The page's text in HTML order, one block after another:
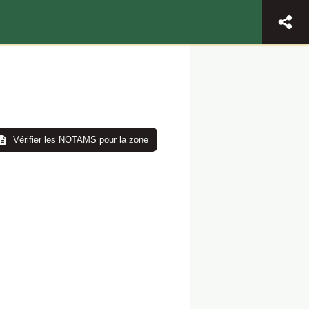
Vérifier les NOTAMS pour la zone